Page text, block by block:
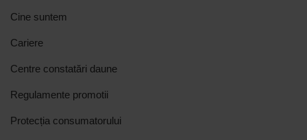
Cine suntem
Cariere
Centre constatări daune
Regulamente promotii
Protecția consumatorului